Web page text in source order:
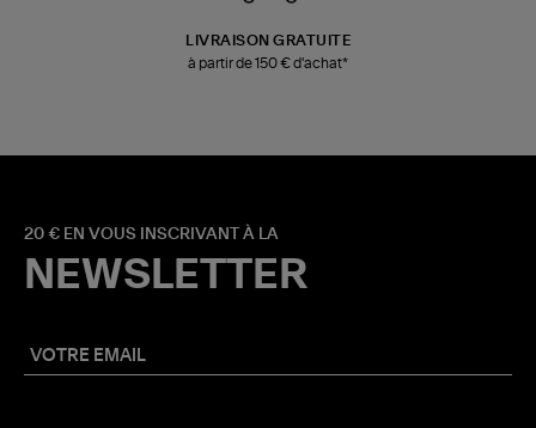
LIVRAISON GRATUITE
à partir de 150 € d'achat*
20 € EN VOUS INSCRIVANT À LA
NEWSLETTER